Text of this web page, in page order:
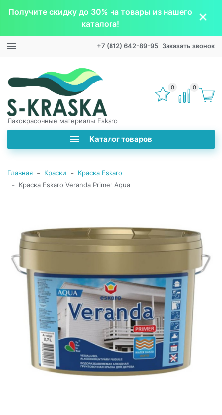
Получите скидку до 30% на товары из нашего
каталога!
+7 (812) 642-89-95 Заказать звонок
Лакокрасочные материалы Eskaro
Каталог товаров
0 0
Главная - Краски - Краска Eskaro
- Краска Eskaro Veranda Primer Aqua